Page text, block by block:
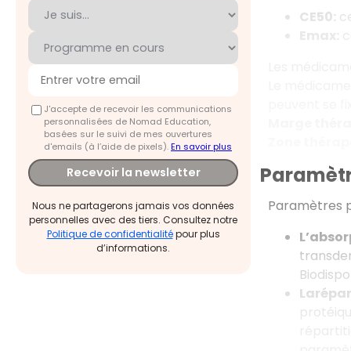
J'accepte de recevoir les communications
personnalisées de Nomad Education,
basées sur le suivi de mes ouvertures
d'emails (à l’aide de pixels).En savoir plus
Recevoir la newsletter
Nous ne partagerons jamais vos données
personnelles avec des tiers. Consultez notre
Politique de confidentialitépour plus
d’informations.
CE50:
Paramètres